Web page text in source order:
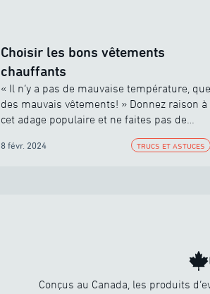
Choisir les bons vêtements
chauffants
« Il n’y a pas de mauvaise température, que
des mauvais vêtements! » Donnez raison à
cet adage populaire et ne faites pas de
l’hiver!
8 févr. 2024 TRUCS ET ASTUCES
Conçus au Canada, les produits